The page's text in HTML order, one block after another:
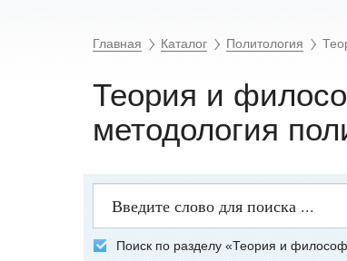
Главная Каталог Политология
Теория и
методология
Поиск по разделу «Теория и